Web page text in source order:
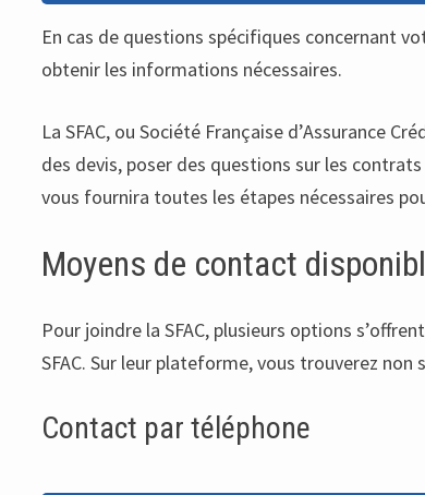
En cas de questions spécifiques concernant
obtenir les informations nécessaires.
La SFAC, ou Société Française d’Assurance
des devis, poser des questions sur les
vous fournira toutes les étapes nécessaires
Moyens de contact
Pour joindre la SFAC, plusieurs options
SFAC. Sur leur plateforme, vous trouverez
Contact par téléphone